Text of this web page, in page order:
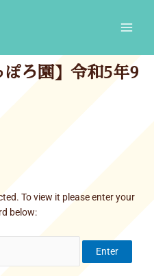
ろ園】令和5年9
To view it please enter your
below: